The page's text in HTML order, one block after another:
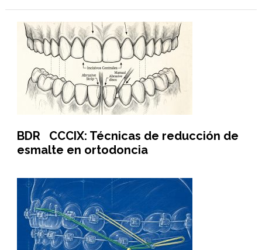
BDR CCCIX: Técnicas de reducción de
esmalte en ortodoncia